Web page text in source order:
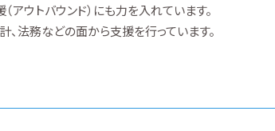
ウトバウンド）にも力を入れています。
法務などの面から支援を行っています。